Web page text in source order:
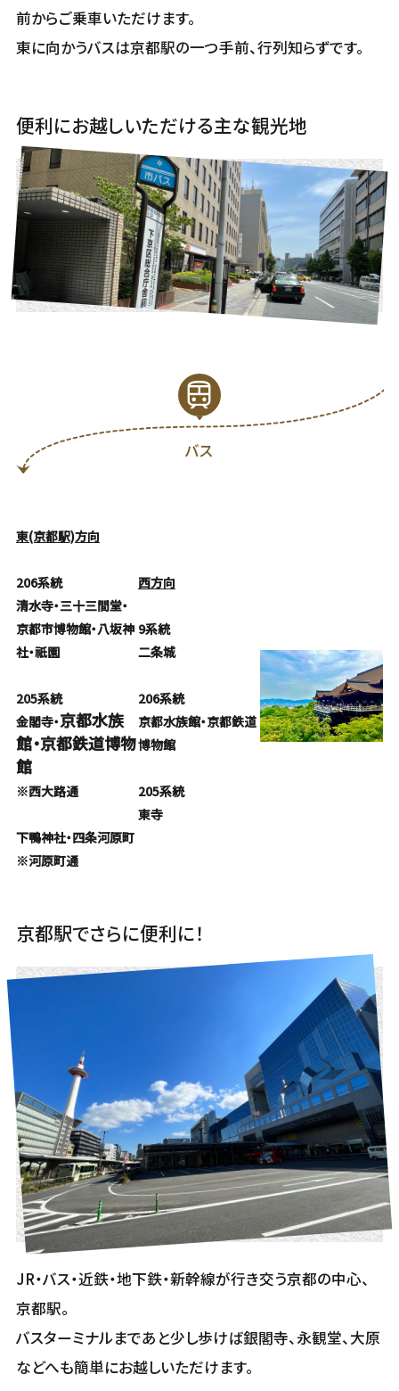
前からご乗車いただけます。
東に向かうバスは京都駅の一つ手前、行列知らずです。
便利にお越しいただける主な観光地
バス
東(京都駅)方向
206系統
清水寺・三十三間堂・
京都市博物館・八坂神
社・祇園
205系統
金閣寺・京都水族
館・京都鉄道博物
館
※西大路通
下鴨神社・四条河原町
※河原町通
西方向
9系統
二条城
206系統
京都水族館・京都鉄道
博物館
205系統
東寺
京都駅でさらに便利に！
JR・バス・近鉄・地下鉄・新幹線が行き交う京都の中心、
京都駅。
バスターミナルまであと少し歩けば銀閣寺、永観堂、大原
などへも簡単にお越しいただけます。